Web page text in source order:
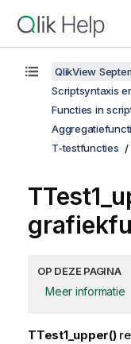
QlikView
Scriptsyntaxis
Functies in
T-testfuncties
OP DEZE PAGINA
Meer informatie
TTest1_upper()